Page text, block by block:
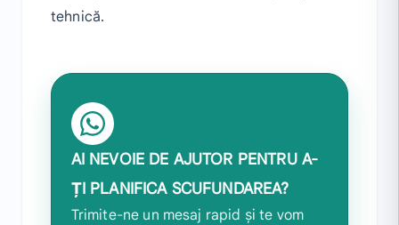
tehnică.
AI NEVOIE DE AJUTOR PENTRU A-
ȚI PLANIFICA SCUFUNDAREA?
Trimite-ne un mesaj rapid și te vom